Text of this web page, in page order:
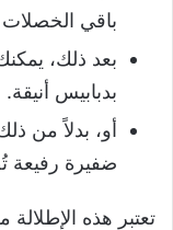
باقي
بعد ذلك،
بدبابيس أنيقة.
أو، بدلاً من
ضفيرة رفيعة
تعتبر هذه